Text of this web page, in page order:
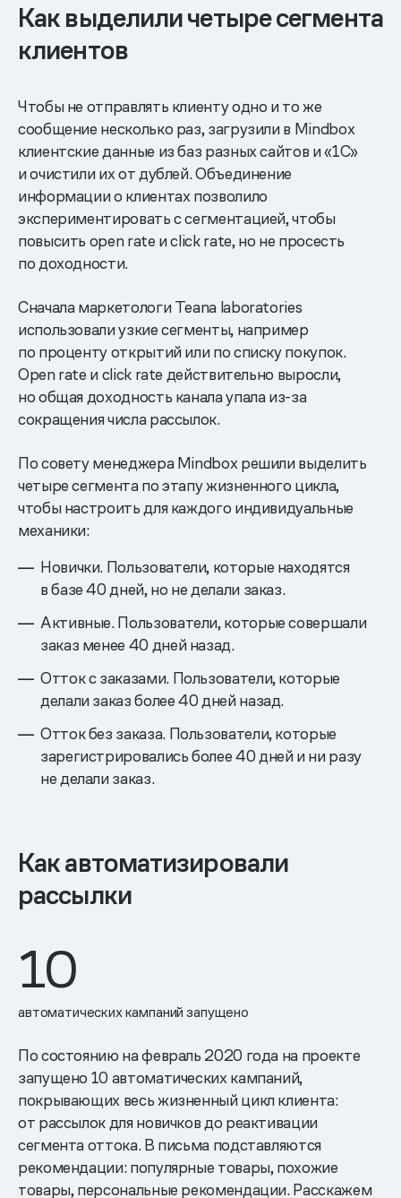
Как выделили четыре сегмента
клиентов
Чтобы не отправлять клиенту одно и то же
сообщение несколько раз, загрузили в Mindbox
клиентские данные из баз разных сайтов и «1С»
и очистили их от дублей. Объединение
информации о клиентах позволило
экспериментировать с сегментацией, чтобы
повысить open rate и click rate, но не просесть
по доходности.
Сначала маркетологи Teana laboratories
использовали узкие сегменты, например
по проценту открытий или по списку покупок.
Open rate и click rate действительно выросли,
но общая доходность канала упала из-за
сокращения числа рассылок.
По совету менеджера Mindbox решили выделить
четыре сегмента по этапу жизненного цикла,
чтобы настроить для каждого индивидуальные
механики:
Новички. Пользователи, которые находятся
в базе 40 дней, но не делали заказ.
Активные. Пользователи, которые совершали
заказ менее 40 дней назад.
Отток с заказами. Пользователи, которые
делали заказ более 40 дней назад.
Отток без заказа. Пользователи, которые
зарегистрировались более 40 дней и ни разу
не делали заказ.
Как автоматизировали
рассылки
10
автоматических кампаний запущено
По состоянию на февраль 2020 года на проекте
запущено 10 автоматических кампаний,
покрывающих весь жизненный цикл клиента:
от рассылок для новичков до реактивации
сегмента оттока. В письма подставляются
рекомендации: популярные товары, похожие
товары, персональные рекомендации. Расскажем